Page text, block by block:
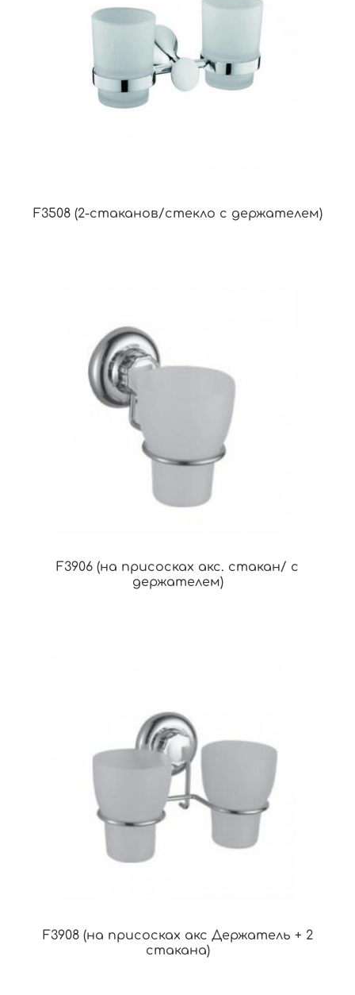
F3508 (2-стаканов/стекло с держателем)
F3906 (на присосках акс. стакан/ с
держателем)
F3908 (на присосках акс Держатель + 2
стакана)